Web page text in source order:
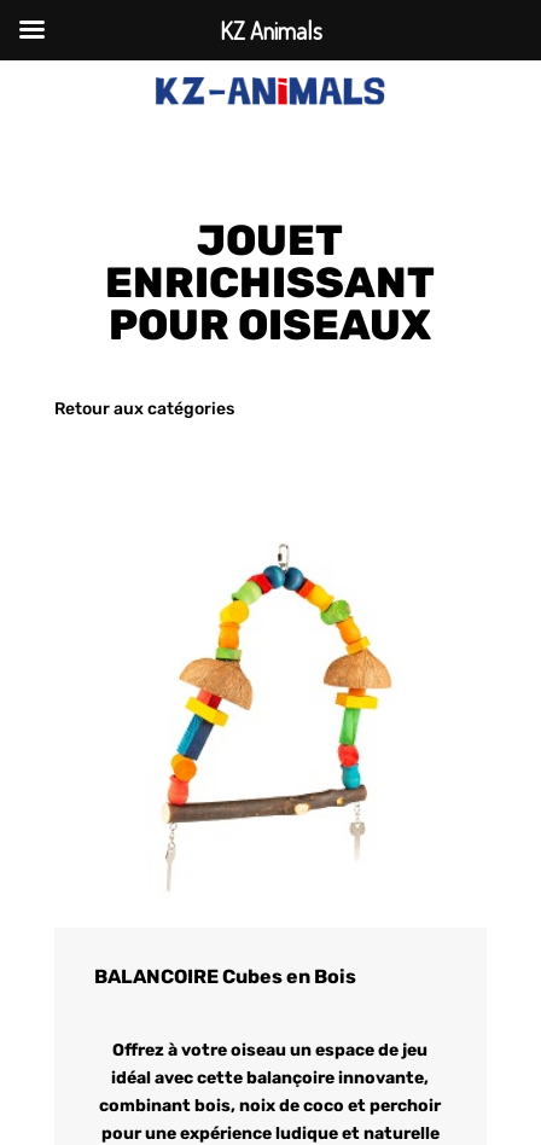
JOUET
ENRICHISSANT
POUR OISEAUX
Retour aux catégories
BALANCOIRE Cubes en Bois
Offrez à votre oiseau un espace de jeu
idéal avec cette balançoire innovante,
combinant bois, noix de coco et perchoir
pour une expérience ludique et naturelle
KZ Animals